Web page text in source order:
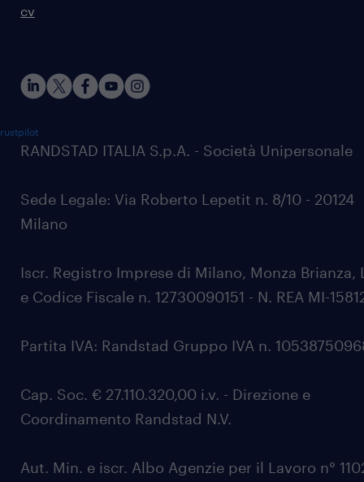
cv
RANDSTAD ITALIA S.p.A. - Società Unipersonale
Sede Legale: Via Roberto Lepetit n. 8/10 - 20124
Milano
Iscr. Registro Imprese di Milano, Monza Brianza,
e Codice Fiscale n. 12730090151 - N. REA MI-
Partita IVA: Randstad Gruppo IVA n.
Cap. Soc. € 27.110.320,00 i.v. - Direzione e
Coordinamento Randstad N.V.
Aut. Min. e iscr. Albo Agenzie per il Lavoro n°